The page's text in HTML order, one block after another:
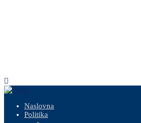
Naslovna
Politika